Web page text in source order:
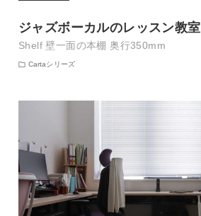
ジャズボーカルのレッスン教室
Shelf 壁一面の本棚 奥行350mm
Cartaシリーズ